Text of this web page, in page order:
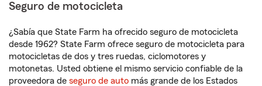
Seguro de motocicleta
¿Sabía que State Farm ha ofrecido seguro de motocicleta
desde 1962? State Farm ofrece seguro de motocicleta para
motocicletas de dos y tres ruedas, ciclomotores y
motonetas. Usted obtiene el mismo servicio confiable de la
proveedora de seguro de auto más grande de los Estados